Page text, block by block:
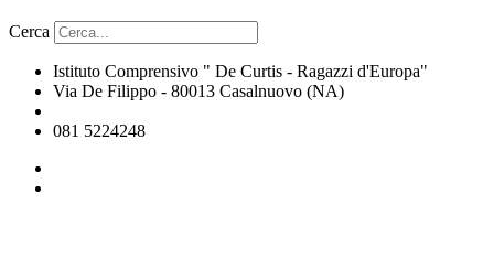
Cerca
Istituto Comprensivo " De Curtis - Ragazzi d'Europa"
Via De Filippo - 80013 Casalnuovo (NA)
081 5224248